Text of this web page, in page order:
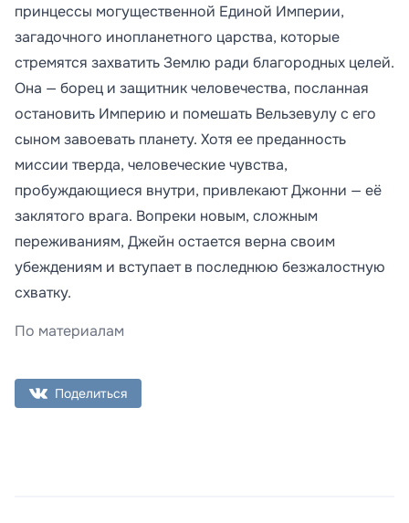
принцессы могущественной Единой Империи,
загадочного инопланетного царства, которые
стремятся захватить Землю ради благородных целей.
Она — борец и защитник человечества, посланная
остановить Империю и помешать Вельзевулу с его
сыном завоевать планету. Хотя ее преданность
миссии тверда, человеческие чувства,
пробуждающиеся внутри, привлекают Джонни — её
заклятого врага. Вопреки новым, сложным
переживаниям, Джейн остается верна своим
убеждениям и вступает в последнюю безжалостную
схватку.
По материалам
Поделиться